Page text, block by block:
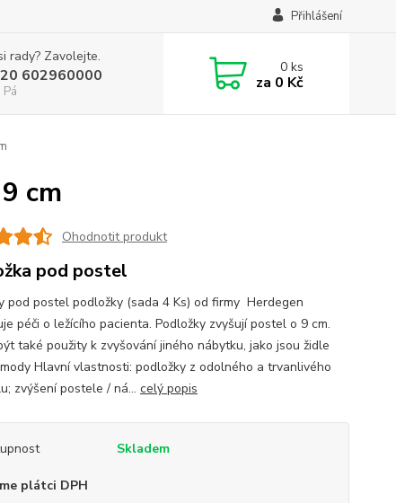
Přihlášení
rady? Zavolejte.
602960000 0ks
za 0 Kč
cm
Ohodnotit produkt
pod postel
pod postel podložky (sada 4 Ks) od firmy Herdegen
péči o ležícího pacienta. Podložky zvyšují postel o 9 cm.
také použity k zvyšování jiného nábytku, jako jsou židle
Hlavní vlastnosti: podložky z odolného a trvanlivého
zvýšení postele / ná... celý popis
Skladem
plátci DPH